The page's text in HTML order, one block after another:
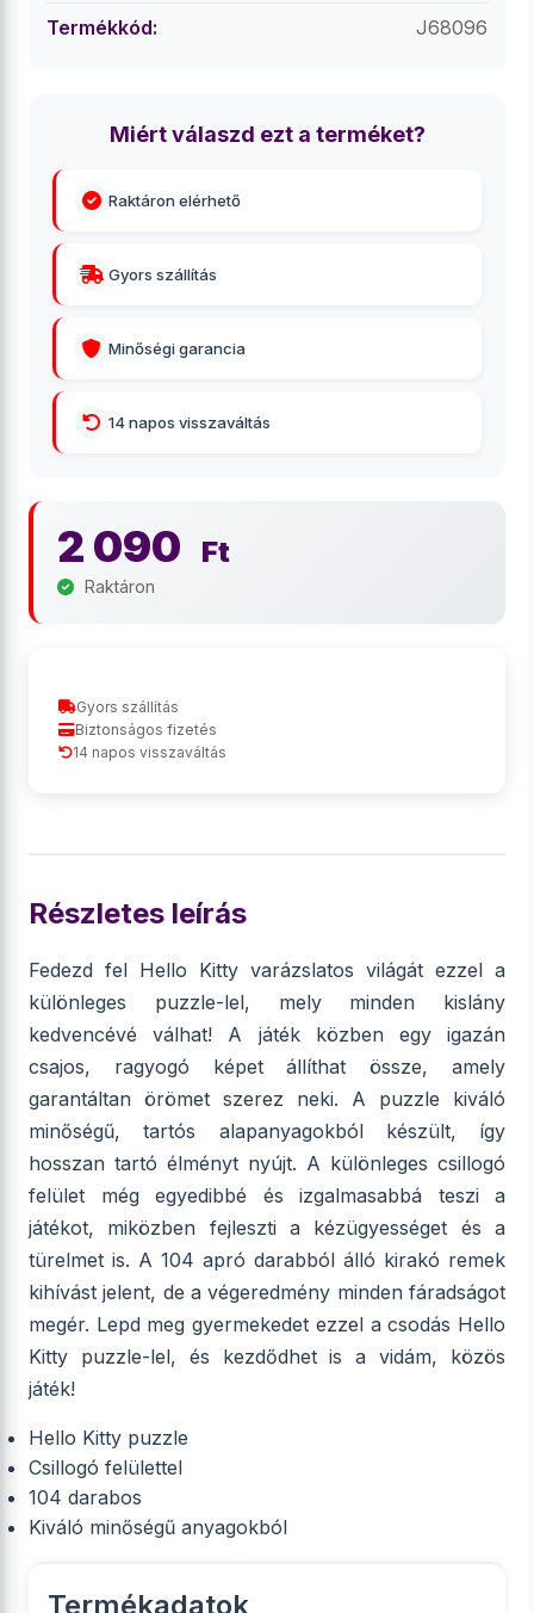
Termékkód: J68096
Miért válaszd ezt a terméket?
Raktáron elérhető
Gyors szállítás
Minőségi garancia
14 napos visszaváltás
2 090 Ft
Raktáron
Gyors szállítás
Biztonságos fizetés
14 napos visszaváltás
Részletes leírás
Fedezd fel Hello Kitty varázslatos világát ezzel a
különleges puzzle-lel, mely minden kislány
kedvencévé válhat! A játék közben egy igazán
csajos, ragyogó képet állíthat össze, amely
garantáltan örömet szerez neki. A puzzle kiváló
minőségű, tartós alapanyagokból készült, így
hosszan tartó élményt nyújt. A különleges csillogó
felület még egyedibbé és izgalmasabbá teszi a
játékot, miközben fejleszti a kézügyességet és a
türelmet is. A 104 apró darabból álló kirakó remek
kihívást jelent, de a végeredmény minden fáradságot
megér. Lepd meg gyermekedet ezzel a csodás Hello
Kitty puzzle-lel, és kezdődhet is a vidám, közös
játék!
Hello Kitty puzzle
Csillogó felülettel
104 darabos
Kiváló minőségű anyagokból
Termékadatok